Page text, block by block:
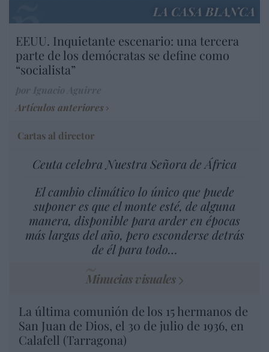
LA CASA BLANCA
EEUU. Inquietante escenario: una tercera
parte de los demócratas se define como
“socialista”
Artículos anteriores
Cartas al director
Ceuta celebra Nuestra Señora de África
El cambio climático lo único que puede
suponer es que el monte esté, de alguna
manera, disponible para arder en épocas
más largas del año, pero esconderse detrás
de él para todo…
Minucias visuales
La última comunión de los 15 hermanos de
San Juan de Dios, el 30 de julio de 1936, en
Calafell (Tarragona)